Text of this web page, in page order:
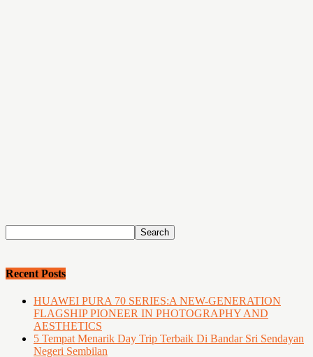
Recent Posts
HUAWEI PURA 70 SERIES:A NEW-GENERATION
FLAGSHIP PIONEER IN PHOTOGRAPHY AND
AESTHETICS
5 Tempat Menarik Day Trip Terbaik Di Bandar Sri Sendayan
Negeri Sembilan